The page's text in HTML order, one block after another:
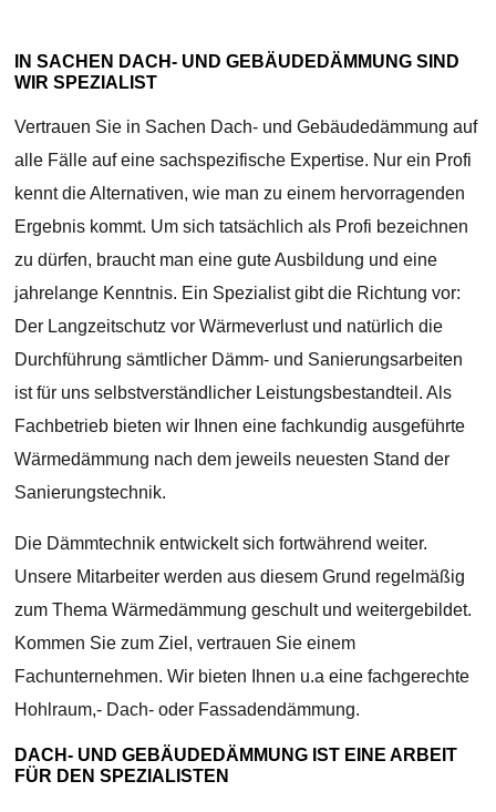
IN SACHEN DACH- UND GEBÄUDEDÄMMUNG SIND
WIR SPEZIALIST
Vertrauen Sie in Sachen Dach- und Gebäudedämmung auf
alle Fälle auf eine sachspezifische Expertise. Nur ein Profi
kennt die Alternativen, wie man zu einem hervorragenden
Ergebnis kommt. Um sich tatsächlich als Profi bezeichnen
zu dürfen, braucht man eine gute Ausbildung und eine
jahrelange Kenntnis. Ein Spezialist gibt die Richtung vor:
Der Langzeitschutz vor Wärmeverlust und natürlich die
Durchführung sämtlicher Dämm- und Sanierungsarbeiten
ist für uns selbstverständlicher Leistungsbestandteil. Als
Fachbetrieb bieten wir Ihnen eine fachkundig ausgeführte
Wärmedämmung nach dem jeweils neuesten Stand der
Sanierungstechnik.
Die Dämmtechnik entwickelt sich fortwährend weiter.
Unsere Mitarbeiter werden aus diesem Grund regelmäßig
zum Thema Wärmedämmung geschult und weitergebildet.
Kommen Sie zum Ziel, vertrauen Sie einem
Fachunternehmen. Wir bieten Ihnen u.a eine fachgerechte
Hohlraum,- Dach- oder Fassadendämmung.
DACH- UND GEBÄUDEDÄMMUNG IST EINE ARBEIT
FÜR DEN SPEZIALISTEN